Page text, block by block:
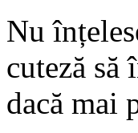
Nu
cuteză să
dacă mai